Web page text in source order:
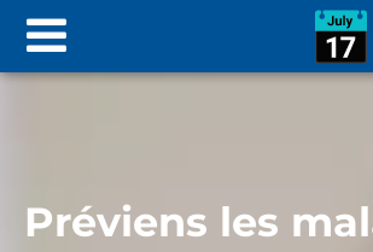
Préviens les